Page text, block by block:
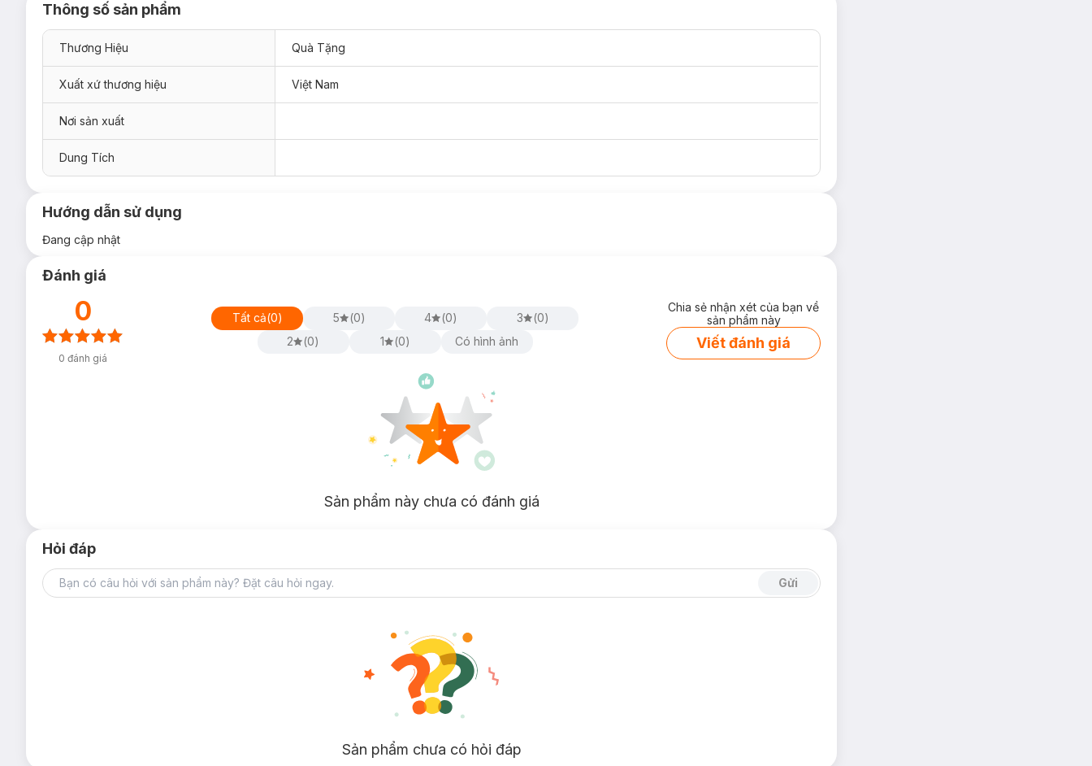
Thông số sản phẩm
Thương Hiệu Quà Tặng
Xuất xứ thương hiệu Việt Nam
Nơi sản xuất
Dung Tích
Hướng dẫn sử dụng
Đang cập nhật
Đánh giá
0
0 đánh giá
Tất cả(0) 5 (0) 4 (0) 3 (0)
2
(0) 1 (0) Có hình ảnh
Chia sẻ nhận xét của bạn về
sản phẩm này
Viết đánh giá
Sản phẩm này chưa có đánh giá
Hỏi đáp
Gửi
Sản phẩm chưa có hỏi đáp